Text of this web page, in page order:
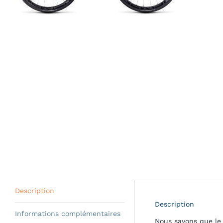
Description
Informations complémentaires
Description
Nous savons que